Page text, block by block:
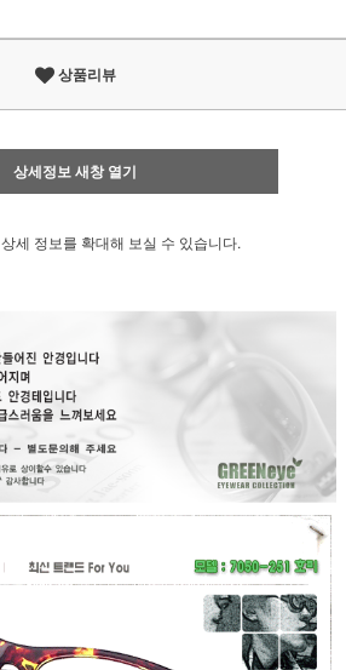
상품리뷰
상세정보 새창 열기
상세 정보를 확대해 보실 수 있습니다.